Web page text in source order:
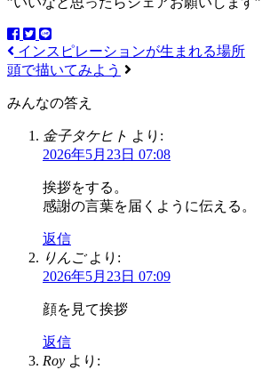
インスピレーションが生まれる場所
頭で描いてみよう
みんなの答え
金子タケヒト より:
2026年5月23日 07:08
挨拶をする。
感謝の言葉を届くように伝える。
返信
りんご より:
2026年5月23日 07:09
顔を見て挨拶
返信
Roy より: